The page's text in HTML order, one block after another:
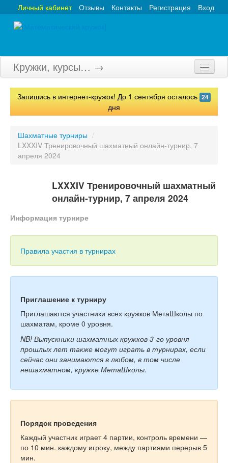
Вход
Регистрация
Контакты
Отзывы
Личный кабинет
Кружки, курсы… →
Главная
Олимпиады
Конкурсы
Книги
Запишись в интернет-кружок! До 1 сентября осталось 24
дня
Шахматные турниры /
LXXXIV Тренировочный шахматный онлайн-турнир, 7
апреля 2024
LXXXIV Тренировочный шахматный
онлайн-турнир, 7 апреля 2024
Информация турнире
Правила участия в турнирах
Приглашение к турниру
Приглашаются участники всех кружков МетаШколы по
шахматам, кроме 0 уровня.
NB! Выпускники шахматных кружков 3-го уровня
прошлых лет также могут играть в турнирах, если
сейчас они занимаются в любом, в том числе
нешахматном, кружке МетаШколы.
Порядок проведения
Каждый участник играет 4 партии, контроль времени —
по 10 мин. каждому игроку, между партиями перерыв 5
мин.